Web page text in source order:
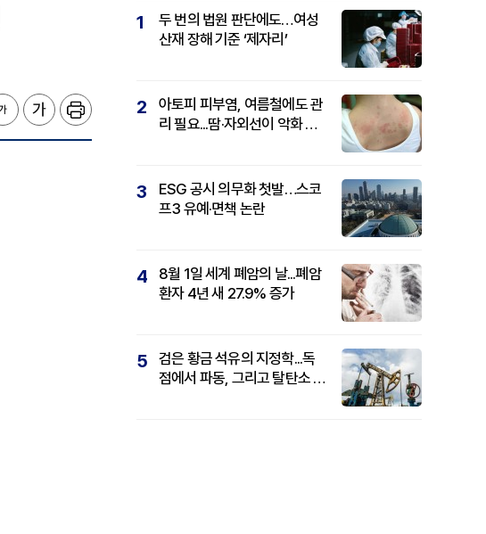
1
두 번의 법원 판단에도…여성
산재 장해 기준 ‘제자리’
2
아토피 피부염, 여름철에도 관
리 필요...땀·자외선이 악화 요
3
ESG 공시 의무화 첫발…스코
프3 유예·면책 논란
4
8월 1일 세계 폐암의 날...폐암
환자 4년 새 27.9% 증가
5
검은 황금 석유의 지정학...독
점에서 파동, 그리고 탈탄소 패